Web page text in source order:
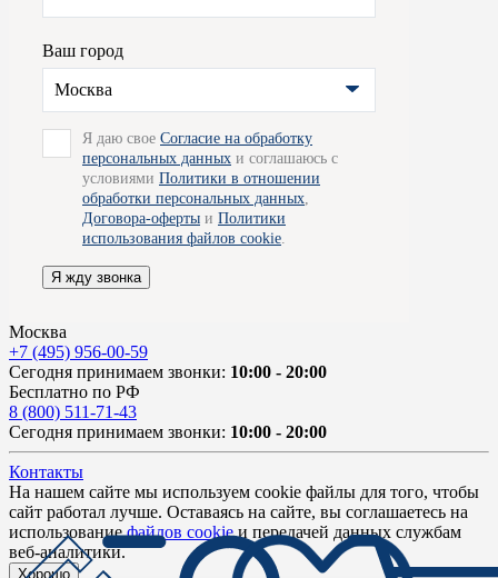
Ваш город
Москва
Я даю свое Согласие на обработку
персональных данных и соглашаюсь с
условиями Политики в отношении
обработки персональных данных
Договора-оферты и Политики
использования файлов cookie
Я жду звонка
Москва
+7 (495) 956-00-59
Сегодня принимаем звонки: 10:00 - 20:00
Бесплатно по РФ
8 (800) 511-71-43
Сегодня принимаем звонки: 10:00 - 20:00
Контакты
На нашем сайте мы используем cookie файлы для того, чтобы
сайт работал лучше. Оставаясь на сайте, вы соглашаетесь на
использованиефайлов cookieи передачей данных службам
веб-аналитики.
Хорошо